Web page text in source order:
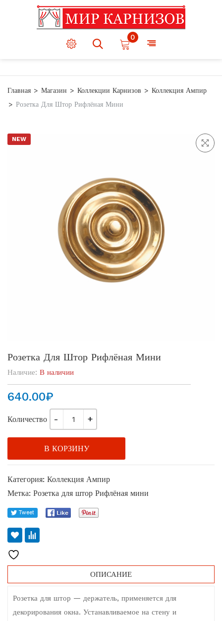
0
Главная Магазин Коллекции Карнизов
Коллекция Ампир
Розетка Для Штор Рифлёная Мини
Розетка Для Штор Рифлёная Мини
Наличие: В наличии
640.00₽
Количество
В КОРЗИНУ
Категория: Коллекция Ампир
Метка: Розетка для штор Рифлёная мини
NEW
ОПИСАНИЕ
Розетка для штор — держатель, применяется для
декорирования окна. Устанавливаемое на стену и